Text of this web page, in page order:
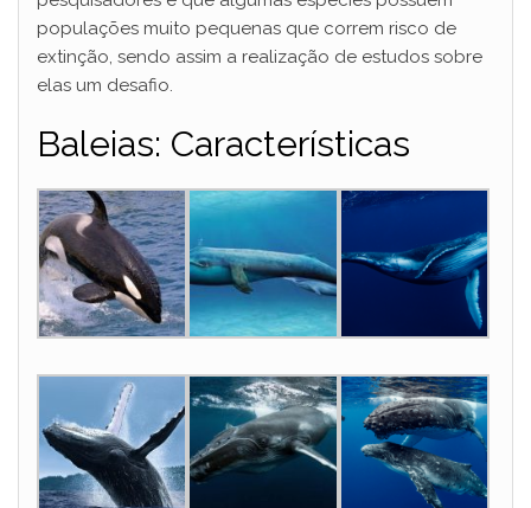
populações muito pequenas que correm risco de
extinção, sendo assim a realização de estudos sobre
elas um desafio.
Baleias: Características